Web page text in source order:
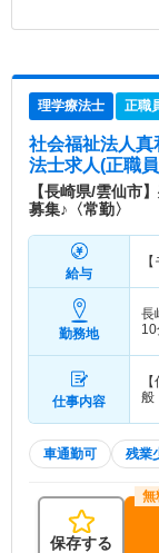
理学療法士 正職
社会福祉法人真
法士求人(正職
【長崎県/雲仙市
募集♪〈常勤〉
給与
勤務地
長
10
仕事内容
般
車通勤可 残業
保存する